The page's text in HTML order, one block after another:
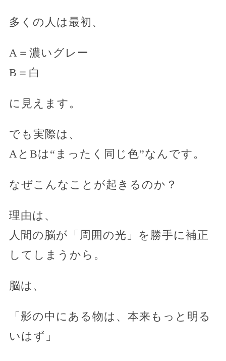
多くの人は最初、
A＝濃いグレー
B＝白
に見えます。
でも実際は、
AとBは“まったく同じ色”なんです。
なぜこんなことが起きるのか？
理由は、
人間の脳が「周囲の光」を勝手に補正
してしまうから。
脳は、
「影の中にある物は、本来もっと明る
いはず」